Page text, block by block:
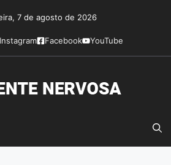
7 de agosto de 2026
Instagram Facebook YouTube